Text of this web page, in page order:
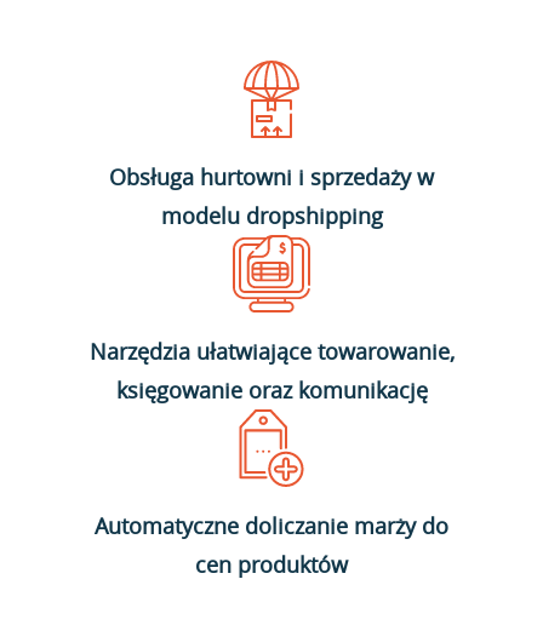
Obsługa hurtowni i sprzedaży w
modelu dropshipping
Narzędzia ułatwiające towarowanie,
księgowanie oraz komunikację
Automatyczne doliczanie marży do
cen produktów